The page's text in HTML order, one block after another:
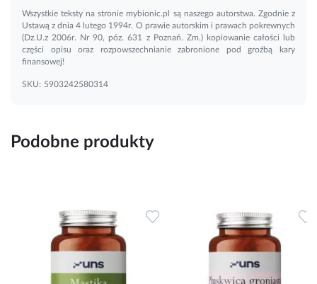
Wszystkie teksty na stronie mybionic.pl są naszego autorstwa. Zgodnie z
Ustawą z dnia 4 lutego 1994r. O prawie autorskim i prawach pokrewnych
(Dz.U.z 2006r. Nr 90, póz. 631 z Poznań. Zm.) kopiowanie całości lub
części opisu oraz rozpowszechnianie zabronione pod groźbą kary
finansowej!
SKU: 5903242580314
Podobne produkty
Dodaj do ulubionych Dodaj do ulubionych